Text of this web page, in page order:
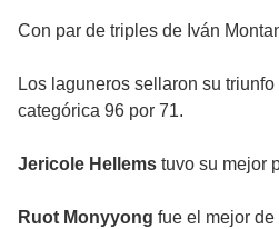
Con par de triples de Iván
Los laguneros sellaron su
categórica 96 por 71.
Jericole Hellems tuvo su mejor
Ruot Monyyong fue el mejor